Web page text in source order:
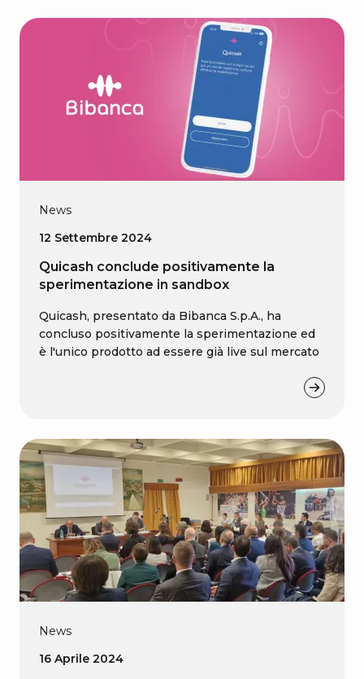
News
12 Settembre 2024
Quicash conclude positivamente la
sperimentazione in sandbox
Quicash, presentato da Bibanca S.p.A., ha
concluso positivamente la sperimentazione ed
è l'unico prodotto ad essere già live sul mercato
News
16 Aprile 2024